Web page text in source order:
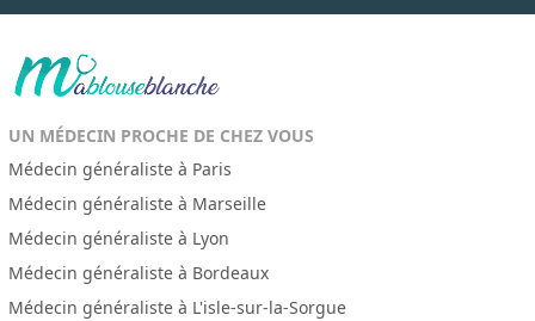
UN MÉDECIN PROCHE DE CHEZ VOUS
Médecin généraliste à Paris
Médecin généraliste à Marseille
Médecin généraliste à Lyon
Médecin généraliste à Bordeaux
Médecin généraliste à L'isle-sur-la-Sorgue